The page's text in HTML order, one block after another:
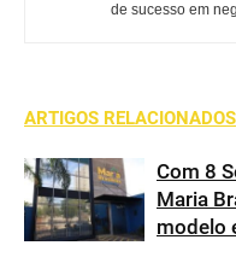
de sucesso em
ARTIGOS RELACIONADOS
Com 8
Maria
modelo